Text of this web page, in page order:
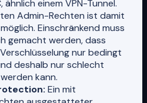
ähnlich einem VPN-Tunnel.
Admin-Rechten ist damit
Einschränkend muss
gemacht werden, dass
nur bedingt
deshalb nur schlecht
kann.
Ein mit